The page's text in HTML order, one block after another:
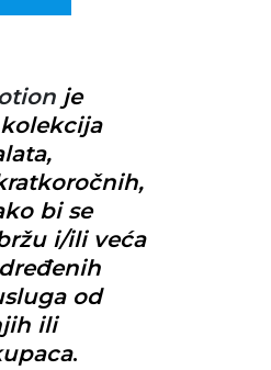
je
bi se
i/ili veća
od
ili
.